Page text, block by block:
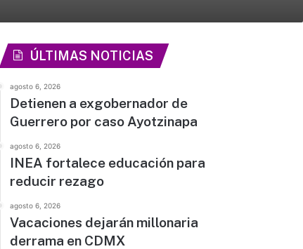
ÚLTIMAS NOTICIAS
agosto 6, 2026
Detienen a exgobernador de
Guerrero por caso Ayotzinapa
agosto 6, 2026
INEA fortalece educación para
reducir rezago
agosto 6, 2026
Vacaciones dejarán millonaria
derrama en CDMX